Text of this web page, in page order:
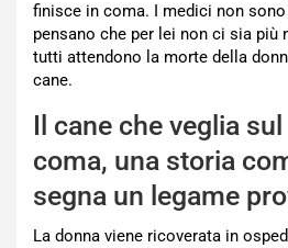
finisce in coma. I medici non
pensano che per lei non ci sia più
tutti attendono la morte della
cane.
Il cane che veglia
coma, una storia
segna un legame
La donna viene ricoverata in